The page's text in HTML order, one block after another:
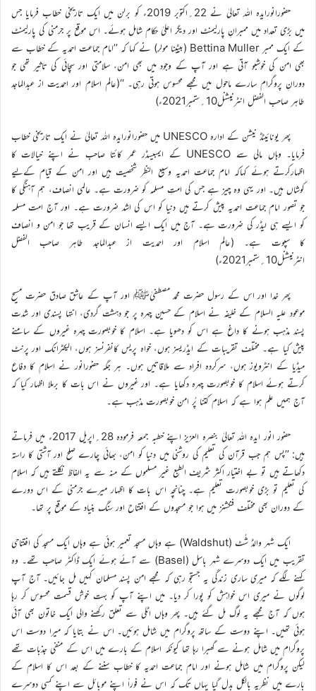
حضورانورایدہ اللہ تعالیٰ نے 22؍اکتوبر 2019ء کو برلن میں ایک تاریخی خطاب فرمایا جس
میں بڑی تعداد میں ممبرانِ پارلیمنٹ اور دیگر اعلیٰ حکام شامل ہوئے۔ اس موقع پر جرمنی کی پارلیمنٹ
کے ایک ممبر Bettina Muller (بیٹینا مولر) نے کہا کہ ’’امام جماعت احمدیہ کے خطاب سے
بھی امن کی خوشبو آتی ہے اور آپ کے وجود میں بھی امن، سلامتی اور سچائی کی تاثیر تھی جو
دورانِ پروگرام سارے ماحول میں مجھے محسوس ہوتی رہی۔ ‘‘(عالم اسلام اور احمدیت از عبدالماجد
طاہر صاحب الفضل انٹرنیشنل10؍ستمبر2021ء)
پھر یونائیٹڈ نیشن کے ادارہ UNESCO میں حضورانورایدہ اللہ تعالیٰ نے ایک تاریخی خطاب
فرمایا۔ وہاں مالی سے UNESCO کے ایمبیسڈر عمر کائتا صاحب نے اپنے خیالات کا
اظہارکرتے ہوئے کہاکہ امام جماعت احمدیہ وسیع النظر شخصیت ہیں اور امن کے قیام کےلیے
کوشاں ہیں۔ اور یہی وہ چیز ہے جس کی امتِ مسلمہ کو ضرورت ہے۔ عالمی انصاف، ہم آہنگی کا
جو تصور امام جماعت احمدیہ پیش کرتے ہیں دنیا کو اس کی اشد ضرورت ہے۔ اور آج امت مسلمہ
کو ایسے ہی لیڈر کی ضرورت ہے۔ آج میں ایک ایسے انسان کے قریب تھا جو امن و انصاف
کا سپوت ہے۔ (عالم اسلام اور احمدیت از عبدالماجد طاہر صاحب الفضل
انٹرنیشنل10؍ستمبر2021ء)
پھر خدا اور اس کے رسول حضرت محمد مصطفیٰﷺ اور آپ کے عاشق صادق حضرت مسیح
موعود علیہ السلام کے خلیفہ نے اسلام کے حسین چہرہ پر جو دہشت گردی، انتہا پسندی اور شدت
پسند مذہب ہونے کا داغ ہے اس کو دھویا ہے۔ اسلام کا خوبصورت چہرہ غیروں کے سامنے
پیش کیا ہے۔ مختلف تقریبات کے ایڈریسز ہوں، خواہ پریس کانفرنسز ہوں، الیکٹرانک اور پرنٹ
میڈیا کے انٹرویوز ہوں، سرکردہ افراد سے ملاقاتیں ہوں۔ ہر جگہ حضورانور نے اسلام کا دفاع
کرتے ہوئے اسلام کا خوبصورت چہرہ دکھایا ہے۔ اور غیروں نے اس بات کا برملا اظہار کیا کہ
آج ہمیں علم ہوا ہے کہ اسلام کتنا پُر امن خوبصورت مذہب ہے۔
حضور انور ایدہ اللہ تعالیٰ بنصرہ العزیز اپنے خطبہ جمعہ فرمودہ 28؍اپریل 2017ء میں فرماتے
ہیں: ’’پس ہم جب قرآن کی تعلیم کی روشنی میں دنیا کو امن، بھائی چارے صلح اور آشتی کا راستہ
دکھاتے ہیں تو بے اختیار اکثر شریف الطبع غیر مسلموں کے منہ سے یہ الفاظ نکلتے ہیں کہ اسلام
کی تعلیم تو بڑی خوبصورت تعلیم ہے۔ چنانچہ اس بات کا اظہار میرے جرمنی کے اس دورے
کے دوران بھی مختلف فنکشنز میں ہوا جو مسجدوں کے افتتاح اور سنگ بنیاد کے موقع پر تھا۔
ایک شہر والڈ شُٹ (Waldshut) ہے وہاں مسجد تعمیر ہوئی ہے وہاں ایک مسجد کی افتتاحی
تقریب میں ایک دوسرے شہر باسل (Basel) سے آئے ہوئے ایک ڈاکٹر صاحب تھے۔ وہ
کہنے لگے کہ میری ساری زندگی یہ جستجو رہی کہ مجھے امن پسند مسلمان کہیں مل جائیں۔ آج آپ
لوگوں نے میری اس خواہش کو پورا کر دیا۔ میں اپنے آپ کو بہت خوش قسمت محسوس کر رہا
ہوں کہ آج مجھے یہ لوگ مل گئے ہیں۔ پھر وہاں اٹلی سے تعلق رکھنے والی ایک خاتون بھی آئی
ہوئی تھیں۔ اپنے دوست کے ساتھ پروگرام میں شامل ہوئیں۔ اس نے بتایا کہ میرا دوست اس
پروگرام میں شامل ہونے سے گھبرا رہا تھا کیونکہ اسلام کے بارے میں اس کے منفی جذبات تھے
لیکن پروگرام میں شامل ہونے اور امام جماعت احمدیہ کا خطاب سننے کے بعد اس کا اسلام کے
بارے میں نظریہ بالکل بدل گیا یہاں تک کہ اس نے فوراً اپنے موبائل سے اپنے کسی دوسرے